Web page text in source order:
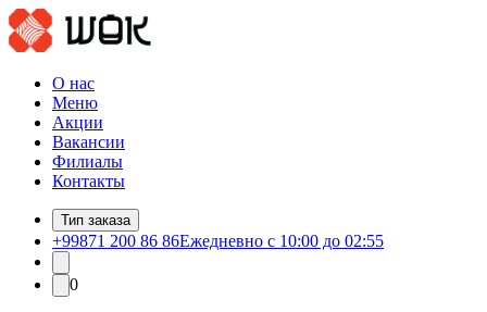
О нас
Меню
Акции
Вакансии
Филиалы
Контакты
Тип заказа
+99871 200 86 86Ежедневно с 10:00 до 02:55
0